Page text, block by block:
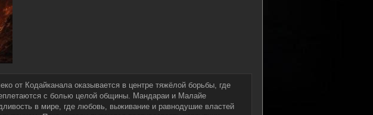
от Кодайканала оказывается в центре тяжёлой борьбы, где
с болью целой общины. Мандараи и Малайе
в мире, где любовь, выживание и равнодушие властей